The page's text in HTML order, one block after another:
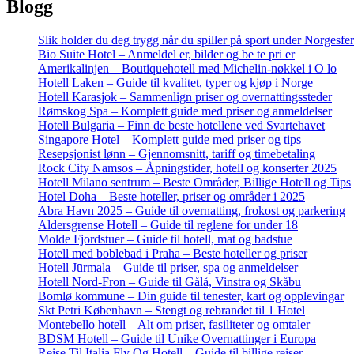
Blogg
Slik holder du deg trygg når du spiller på sport under
Bio Suite Hotel – Anmeldel er, bilder og be te pri er
Amerikalinjen – Boutiquehotell med Michelin-nøkkel i O lo
Hotell Laken – Guide til kvalitet, typer og kjøp i Norge
Hotell Karasjok – Sammenlign priser og overnattingssteder
Rømskog Spa – Komplett guide med priser og anmeldelser
Hotell Bulgaria – Finn de beste hotellene ved Svartehavet
Singapore Hotel – Komplett guide med priser og tips
Resepsjonist lønn – Gjennomsnitt, tariff og timebetaling
Rock City Namsos – Åpningstider, hotell og konserter 2025
Hotell Milano sentrum – Beste Områder, Billige Hotell og Tips
Hotel Doha – Beste hoteller, priser og områder i 2025
Abra Havn 2025 – Guide til overnatting, frokost og parkering
Aldersgrense Hotell – Guide til reglene for under 18
Molde Fjordstuer – Guide til hotell, mat og badstue
Hotell med boblebad i Praha – Beste hoteller og priser
Hotell Jūrmala – Guide til priser, spa og anmeldelser
Hotell Nord-Fron – Guide til Gålå, Vinstra og Skåbu
Bomlø kommune – Din guide til tenester, kart og opplevingar
Skt Petri København – Stengt og rebrandet til 1 Hotel
Montebello hotell – Alt om priser, fasiliteter og omtaler
BDSM Hotell – Guide til Unike Overnattinger i Europa